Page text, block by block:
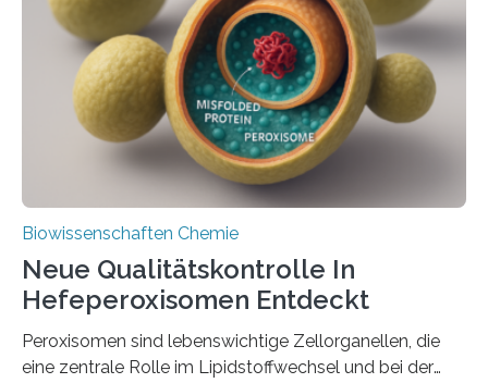
Biowissenschaften Chemie
Neue Qualitätskontrolle In
Hefeperoxisomen Entdeckt
Peroxisomen sind lebenswichtige Zellorganellen, die
eine zentrale Rolle im Lipidstoffwechsel und bei der